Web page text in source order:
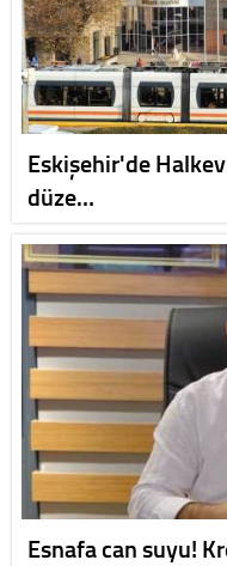
Eskişehir'de
düze…
Esnafa can suyu!